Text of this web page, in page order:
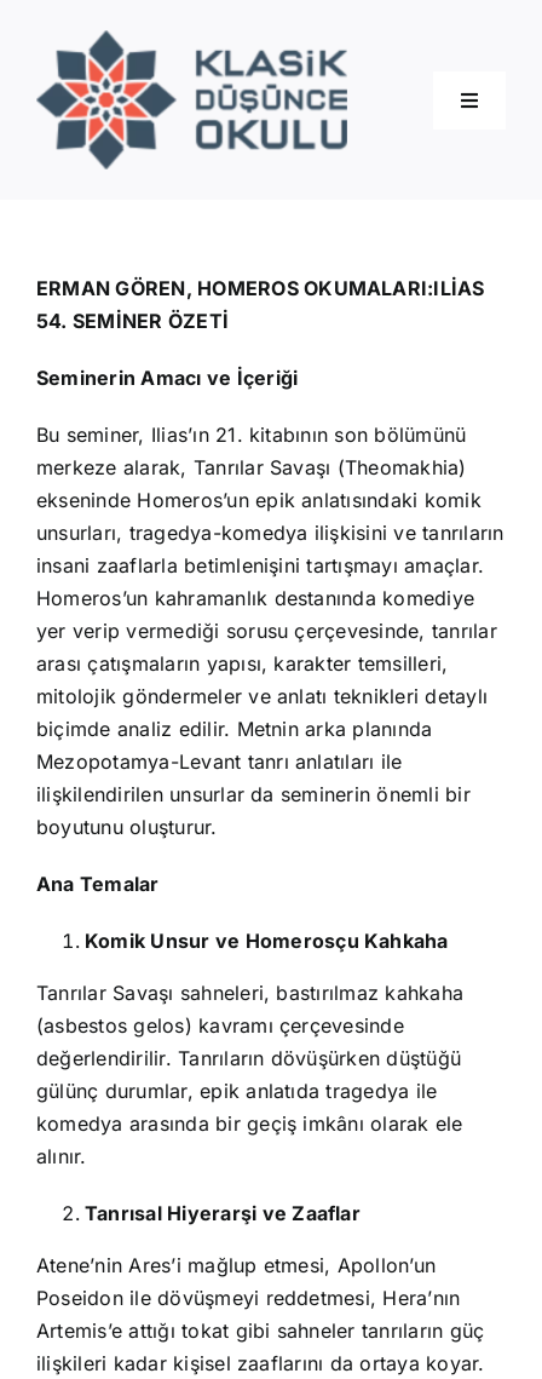
content
Toggle
Eğitimler
İletişim
ERMAN GÖREN, HOMEROS OKUMALARI:ILİAS
54. SEMİNER ÖZETİ
Seminerin Amacı ve İçeriği
Bu seminer, Ilias’ın 21. kitabının son bölümünü
merkeze alarak, Tanrılar Savaşı (Theomakhia)
ekseninde Homeros’un epik anlatısındaki komik
unsurları, tragedya-komedya ilişkisini ve tanrıların
insani zaaflarla betimlenişini tartışmayı amaçlar.
Homeros’un kahramanlık destanında komediye
yer verip vermediği sorusu çerçevesinde, tanrılar
arası çatışmaların yapısı, karakter temsilleri,
mitolojik göndermeler ve anlatı teknikleri detaylı
biçimde analiz edilir. Metnin arka planında
Mezopotamya-Levant tanrı anlatıları ile
ilişkilendirilen unsurlar da seminerin önemli bir
boyutunu oluşturur.
Ana Temalar
Komik Unsur ve Homerosçu Kahkaha
Tanrılar Savaşı sahneleri, bastırılmaz kahkaha
(asbestos gelos) kavramı çerçevesinde
değerlendirilir. Tanrıların dövüşürken düştüğü
gülünç durumlar, epik anlatıda tragedya ile
komedya arasında bir geçiş imkânı olarak ele
alınır.
Tanrısal Hiyerarşi ve Zaaflar
Atene’nin Ares’i mağlup etmesi, Apollon’un
Poseidon ile dövüşmeyi reddetmesi, Hera’nın
Artemis’e attığı tokat gibi sahneler tanrıların güç
ilişkileri kadar kişisel zaaflarını da ortaya koyar.